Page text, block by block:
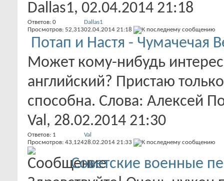
Dallas1, 02.04.2014 21:18
Ответов: 0
Просмотров: 52,313
Dallas1
02.04.2014 21:18
Потап и Настя - Чумачечая
Может кому-нибудь
английский? Пристаю
способна. Cлова: Алексей
Val, 28.02.2014 21:30
Ответов: 1
Просмотров: 43,124
Val
28.02.2014 21:33
Советские военные